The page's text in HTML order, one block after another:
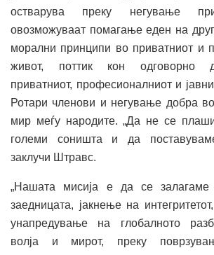
остварува преку негување
овозможуваат помагање еден на
морални принципи во приватниот и
живот, поттик кон одговорно
приватниот, професионалниот и
Ротари членови и негување добра
мир меѓу народите. „Да не се
големи соништа и да
заклучи Штравс.
„Нашата мисија е да се
заедницата, јакнење на
унапредување на глобалното
волја и мирот, преку